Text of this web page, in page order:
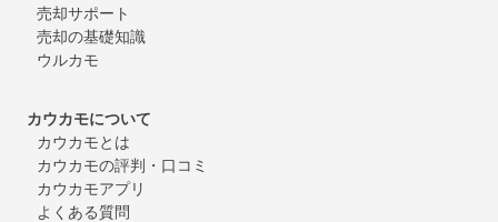
売却サポート
売却の基礎知識
ウルカモ
カウカモについて
カウカモとは
カウカモの評判・口コミ
カウカモアプリ
よくある質問